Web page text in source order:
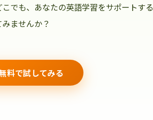
でも、あなたの英語学習をサポートする
ませんか？
料で試してみる